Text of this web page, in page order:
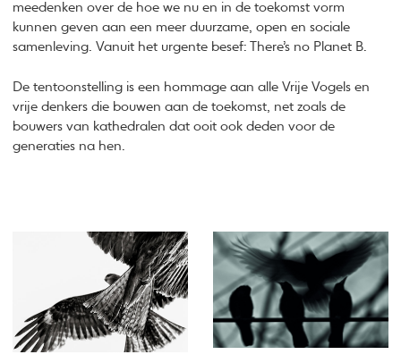
meedenken over de hoe we nu en in de toekomst vorm
kunnen geven aan een meer duurzame, open en sociale
samenleving. Vanuit het urgente besef: There’s no Planet B.
De tentoonstelling is een hommage aan alle Vrije Vogels en
vrije denkers die bouwen aan de toekomst, net zoals de
bouwers van kathedralen dat ooit ook deden voor de
generaties na hen.